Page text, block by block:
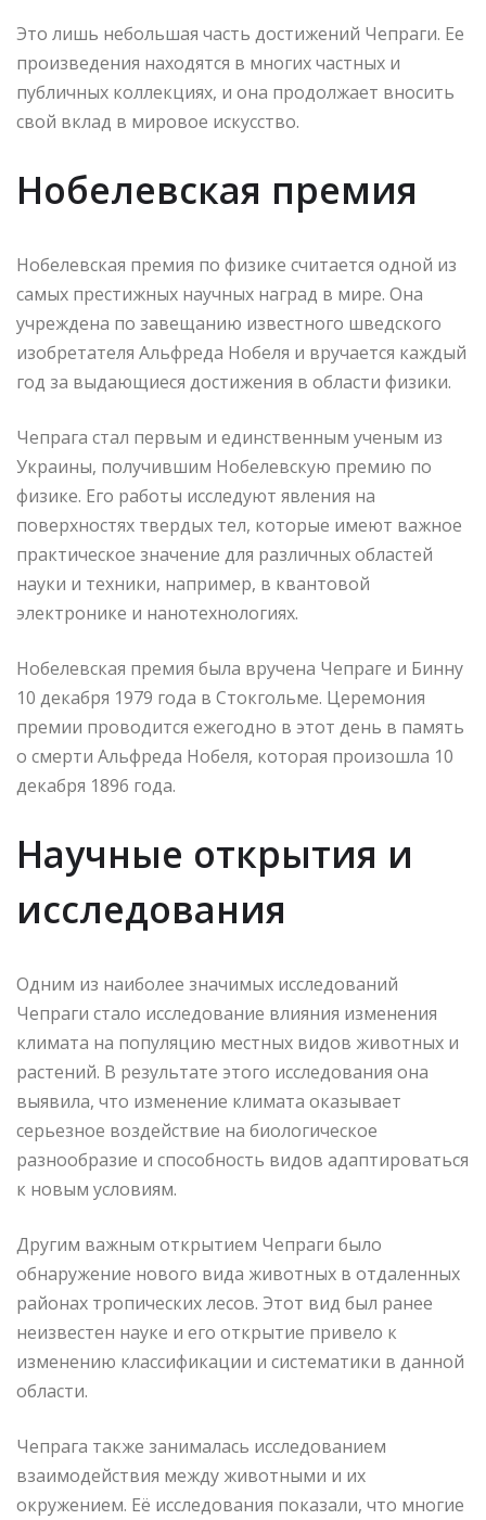
Это лишь небольшая часть достижений Чепраги. Ее
произведения находятся в многих частных и
публичных коллекциях, и она продолжает вносить
свой вклад в мировое искусство.
Нобелевская премия
Нобелевская премия по физике считается одной из
самых престижных научных наград в мире. Она
учреждена по завещанию известного шведского
изобретателя Альфреда Нобеля и вручается каждый
год за выдающиеся достижения в области физики.
Чепрага стал первым и единственным ученым из
Украины, получившим Нобелевскую премию по
физике. Его работы исследуют явления на
поверхностях твердых тел, которые имеют важное
практическое значение для различных областей
науки и техники, например, в квантовой
электронике и нанотехнологиях.
Нобелевская премия была вручена Чепраге и Бинну
10 декабря 1979 года в Стокгольме. Церемония
премии проводится ежегодно в этот день в память
о смерти Альфреда Нобеля, которая произошла 10
декабря 1896 года.
Научные открытия и
исследования
Одним из наиболее значимых исследований
Чепраги стало исследование влияния изменения
климата на популяцию местных видов животных и
растений. В результате этого исследования она
выявила, что изменение климата оказывает
серьезное воздействие на биологическое
разнообразие и способность видов адаптироваться
к новым условиям.
Другим важным открытием Чепраги было
обнаружение нового вида животных в отдаленных
районах тропических лесов. Этот вид был ранее
неизвестен науке и его открытие привело к
изменению классификации и систематики в данной
области.
Чепрага также занималась исследованием
взаимодействия между животными и их
окружением. Её исследования показали, что многие